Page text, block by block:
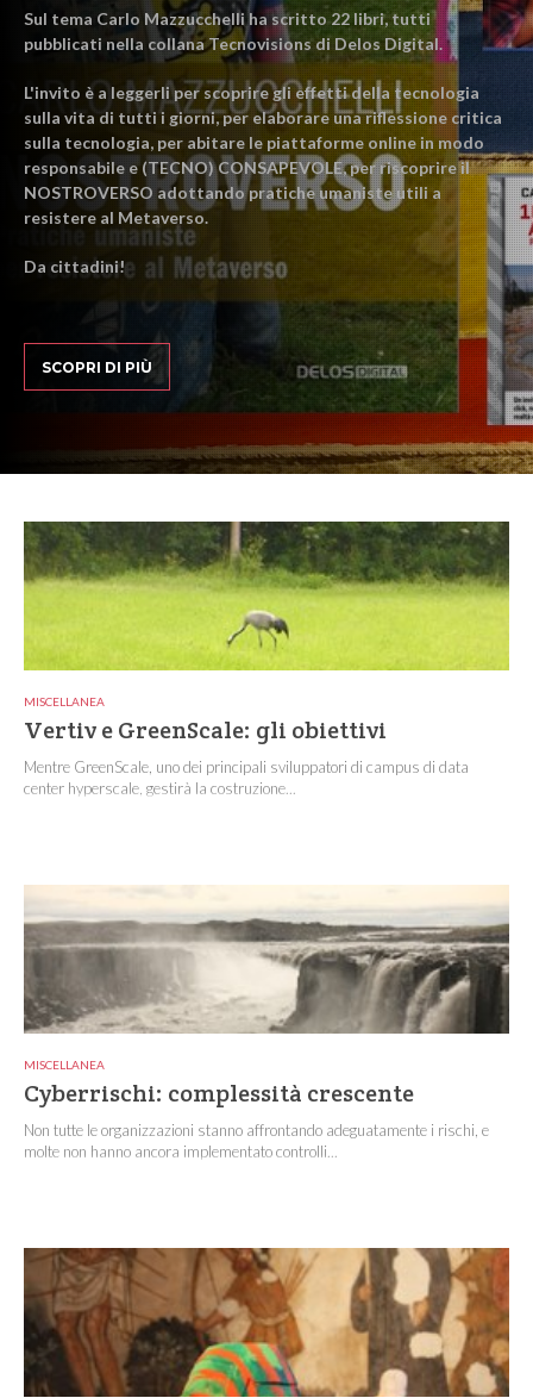
Sul tema Carlo Mazzucchelli ha scritto 22 libri, tutti
pubblicati nella collana Tecnovisions di Delos Digital.
L'invito è a leggerli per scoprire gli effetti della tecnologia
sulla vita di tutti i giorni, per elaborare una riflessione critica
sulla tecnologia, per abitare le piattaforme online in modo
responsabile e (TECNO) CONSAPEVOLE, per riscoprire il
NOSTROVERSO adottando pratiche umaniste utili a
resistere al Metaverso.
Da cittadini!
SCOPRI DI PIÙ
MISCELLANEA
Vertiv e GreenScale: gli obiettivi
Mentre GreenScale, uno dei principali sviluppatori di campus di data
center hyperscale, gestirà la costruzione...
MISCELLANEA
Cyberrischi: complessità crescente
Non tutte le organizzazioni stanno affrontando adeguatamente i rischi, e
molte non hanno ancora implementato controlli...